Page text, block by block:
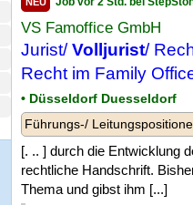
VS Famoffice GmbH
Jurist/Volljurist/
Recht im Family
• Düsseldorf Duesseldorf
Führungs-/
[. .. ] durch die Entwicklung
rechtliche Handschrift.
Thema und gibst ihm [...]